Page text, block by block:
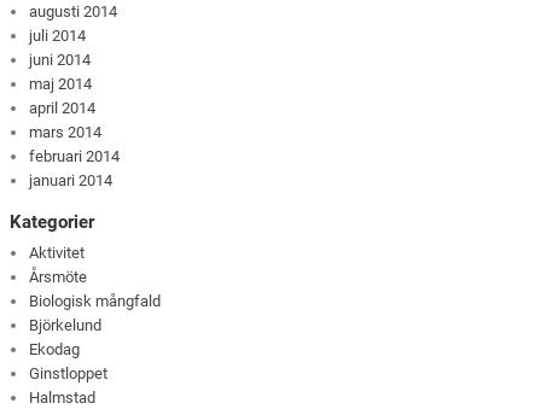
augusti 2014
juli 2014
juni 2014
maj 2014
april 2014
mars 2014
februari 2014
januari 2014
Kategorier
Aktivitet
Årsmöte
Biologisk mångfald
Björkelund
Ekodag
Ginstloppet
Halmstad